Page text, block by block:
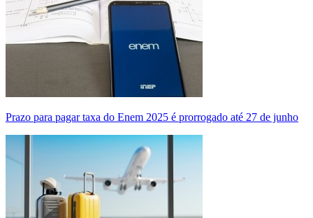
Prazo para pagar taxa do Enem 2025 é prorrogado até 27 de junho